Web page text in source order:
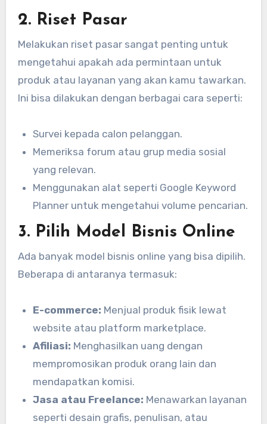
2. Riset Pasar
Melakukan riset pasar sangat penting untuk
mengetahui apakah ada permintaan untuk
produk atau layanan yang akan kamu tawarkan.
Ini bisa dilakukan dengan berbagai cara seperti:
Survei kepada calon pelanggan.
Memeriksa forum atau grup media sosial
yang relevan.
Menggunakan alat seperti Google Keyword
Planner untuk mengetahui volume pencarian.
3. Pilih Model Bisnis Online
Ada banyak model bisnis online yang bisa dipilih.
Beberapa di antaranya termasuk:
E-commerce: Menjual produk fisik lewat
website atau platform marketplace.
Afiliasi: Menghasilkan uang dengan
mempromosikan produk orang lain dan
mendapatkan komisi.
Jasa atau Freelance: Menawarkan layanan
seperti desain grafis, penulisan, atau